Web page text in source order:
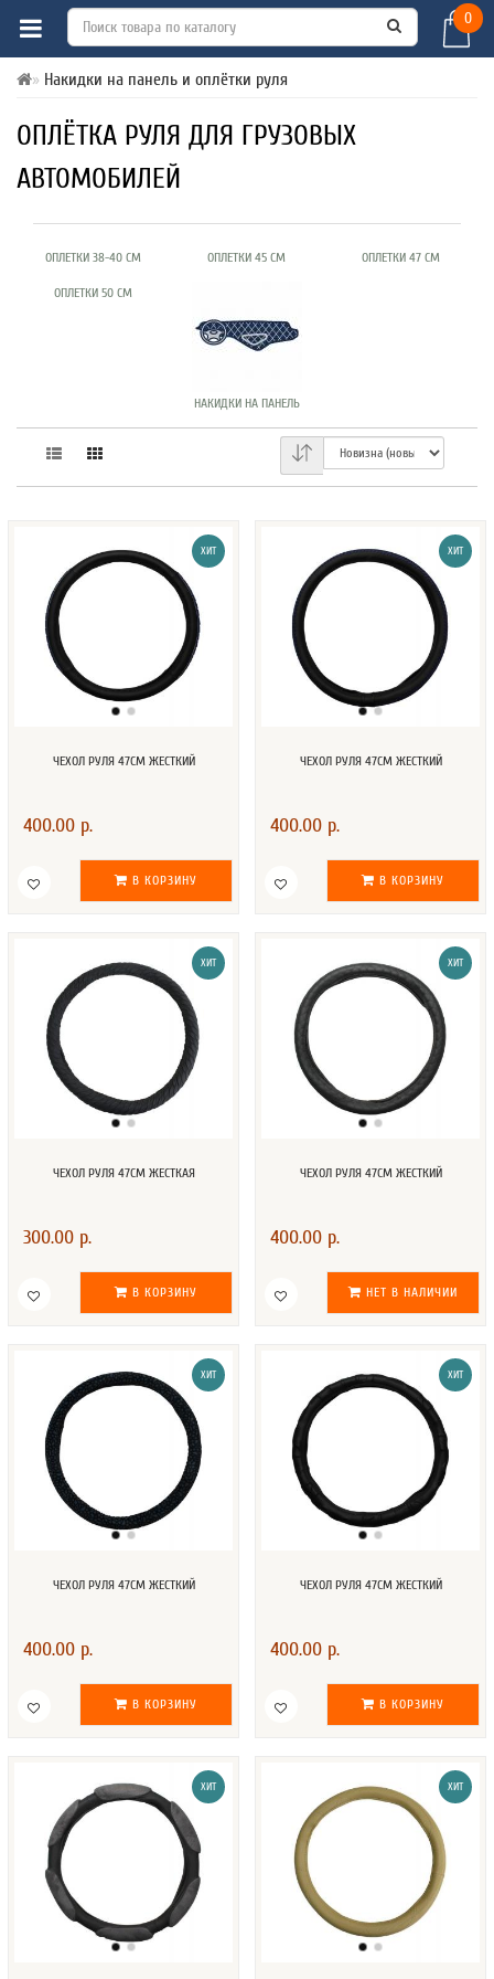
0
Накидки на панель и оплётки руля
ОПЛЁТКА РУЛЯ ДЛЯ ГРУЗОВЫХ
АВТОМОБИЛЕЙ
ОПЛЕТКИ 38-40 СМ ОПЛЕТКИ 45 СМ ОПЛЕТКИ 47 СМ
ОПЛЕТКИ 50 СМ
НАКИДКИ НА ПАНЕЛЬ
ХИТ
ЧЕХОЛ РУЛЯ 47СМ ЖЕСТКИЙ
400.00 р.
В КОРЗИНУ
ХИТ
ЧЕХОЛ РУЛЯ 47СМ ЖЕСТКИЙ
400.00 р.
В КОРЗИНУ
ХИТ
ЧЕХОЛ РУЛЯ 47СМ ЖЕСТКАЯ
300.00 р.
В КОРЗИНУ
ХИТ
ЧЕХОЛ РУЛЯ 47СМ ЖЕСТКИЙ
400.00 р.
НЕТ В НАЛИЧИИ
ХИТ
ЧЕХОЛ РУЛЯ 47СМ ЖЕСТКИЙ
400.00 р.
В КОРЗИНУ
ХИТ
ЧЕХОЛ РУЛЯ 47СМ ЖЕСТКИЙ
400.00 р.
В КОРЗИНУ
ХИТ ХИТ